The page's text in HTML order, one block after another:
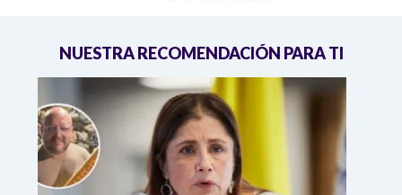
NUESTRA RECOMENDACIÓN PARA TI